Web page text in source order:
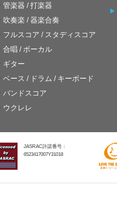
管楽器 / 打楽器
吹奏楽 / 器楽合奏
フルスコア / スタディスコア
合唱 / ボーカル
ギター
ベース / ドラム / キーボード
バンドスコア
ウクレレ
JASRAC許諾番号：
6523417007Y31018